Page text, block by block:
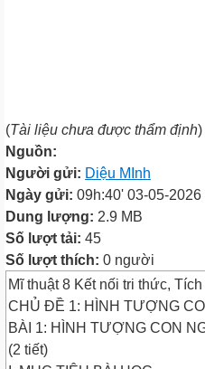
(Tài liệu chưa được thẩm định)
Nguồn:
Người gửi: Diệu MInh
Ngày gửi: 09h:40' 03-05-2026
Dung lượng: 2.9 MB
Số lượt tải: 45
Số lượt thích: 0 người
Mĩ thuật 8 Kết nối tri thức,
CHỦ ĐỀ 1: HÌNH TƯỢNG
BÀI 1: HÌNH TƯỢNG CON
(2 tiết)